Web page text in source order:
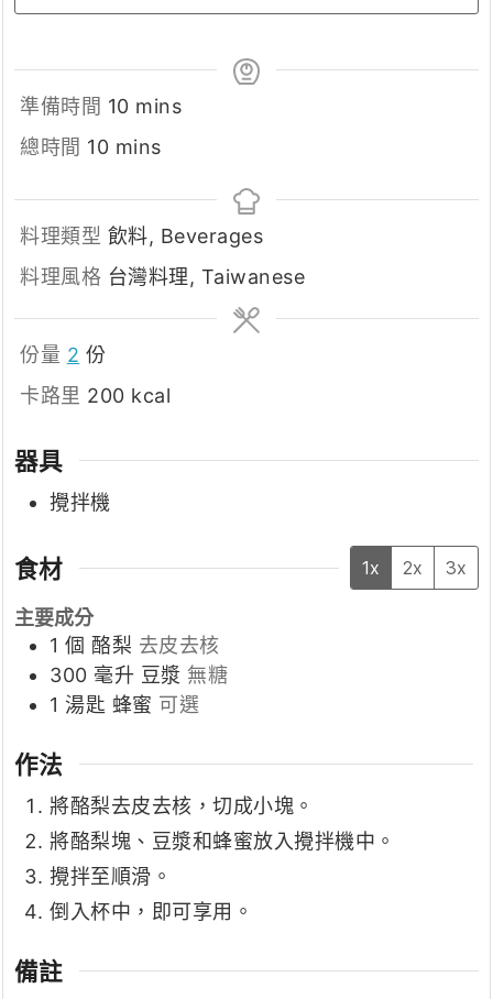
準備時間 10minutes
mins
總時間 10minutes
mins
料理類型 飲料, Beverages
料理風格 台灣料理, Taiwanese
份量 2 份
卡路里 200 kcal
器具
攪拌機
食材 1x 2x 3x
主要成分
1 個 酪梨 去皮去核
300 毫升 豆漿 無糖
1 湯匙 蜂蜜 可選
作法
將酪梨去皮去核，切成小塊。
將酪梨塊、豆漿和蜂蜜放入攪拌機中。
攪拌至順滑。
倒入杯中，即可享用。
備註